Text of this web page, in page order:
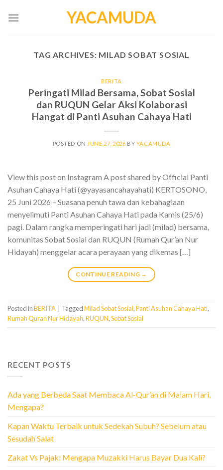
YACAMUDA
TAG ARCHIVES: MILAD SOBAT SOSIAL
BERITA
Peringati Milad Bersama, Sobat Sosial
dan RUQUN Gelar Aksi Kolaborasi
Hangat di Panti Asuhan Cahaya Hati
POSTED ON JUNE 27, 2026 BY YACAMUDA
View this post on Instagram A post shared by Official Panti
Asuhan Cahaya Hati (@yayasancahayahati) KERTOSONO,
25 Juni 2026 – Suasana penuh tawa dan kebahagiaan
menyelimuti Panti Asuhan Cahaya Hati pada Kamis (25/6)
pagi. Dalam rangka memperingati hari jadi (milad) bersama,
komunitas Sobat Sosial dan RUQUN (Rumah Qur’an Nur
Hidayah) menggelar acara perayaan yang dikemas […]
CONTINUE READING →
Posted inBERITA TaggedMilad Sobat Sosial,Panti Asuhan Cahaya Hati,
Rumah Quran Nur Hidayah,RUQUN,Sobat Sosial
RECENT POSTS
Ada yang Berbeda Saat Membaca Al-Qur’an di Malam Hari,
Mengapa?
Kapan Waktu Terbaik untuk Sedekah Subuh? Sebelum atau
Sesudah Salat
Zakat Vs Pajak: Mengapa Muzakki Harus Bayar Dua Kali?